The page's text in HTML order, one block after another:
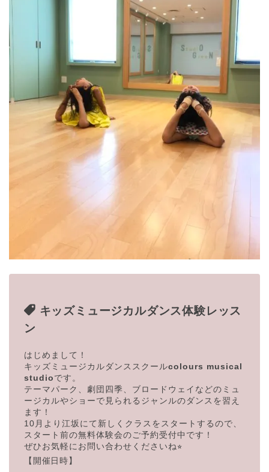
キッズミュージカルダンス体験レッス
ン
はじめまして！
キッズミュージカルダンススクールcolours musical
studioです。
テーマパーク、劇団四季、ブロードウェイなどのミュ
ージカルやシ ョーで見られるジャンルのダンスを習え
ます！
10月より江坂にて新しくクラスをスタートするので、
スタート前の無料体験会のご予約受付中です！
ぜひお気軽にお問い合わせくださいね⭐︎
【開催日時】